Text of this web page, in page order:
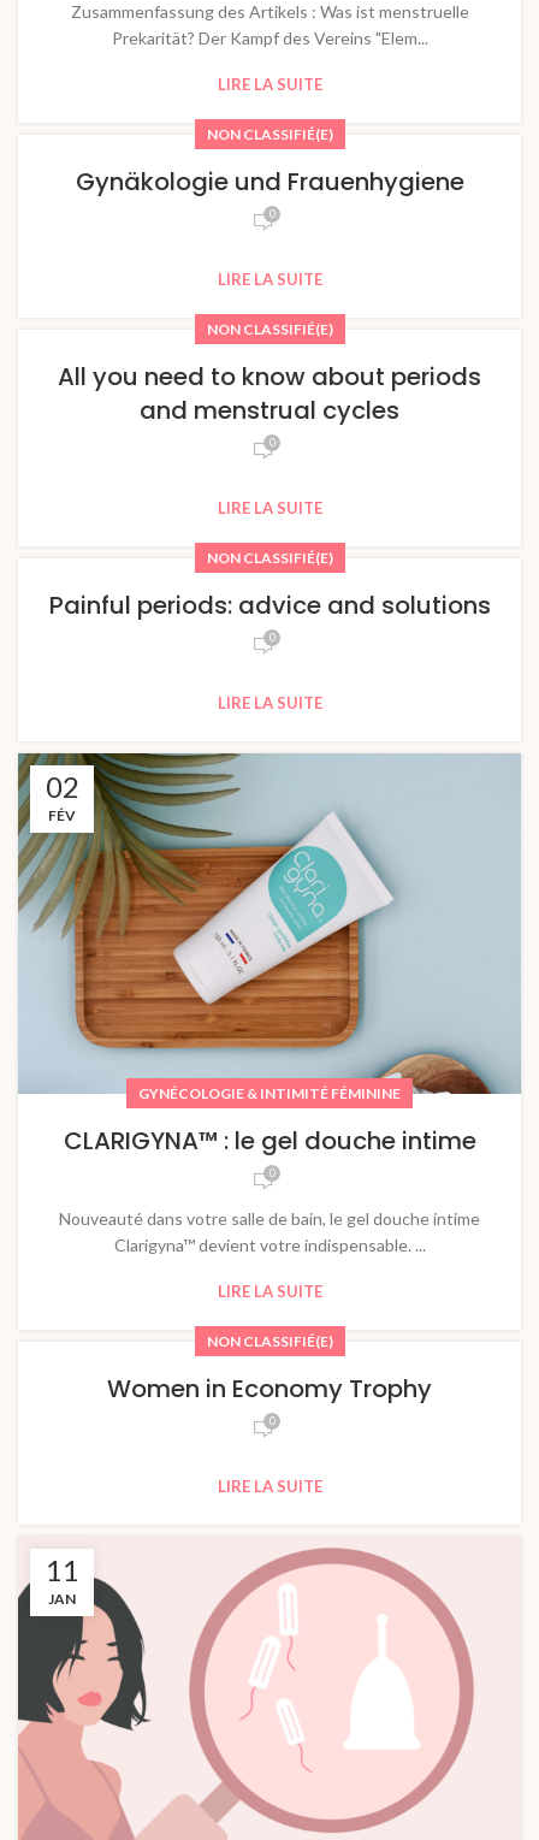
Zusammenfassung des Artikels : Was ist menstruelle
Prekarität? Der Kampf des Vereins "Elem...
LIRE LA SUITE
NON CLASSIFIÉ(E)
Gynäkologie und Frauenhygiene
0
LIRE LA SUITE
NON CLASSIFIÉ(E)
All you need to know about periods
and menstrual cycles
0
LIRE LA SUITE
NON CLASSIFIÉ(E)
Painful periods: advice and solutions
0
LIRE LA SUITE
02
FÉV
GYNÉCOLOGIE & INTIMITÉ FÉMININE
CLARIGYNA™ : le gel douche intime
0
Nouveauté dans votre salle de bain, le gel douche intime
Clarigyna™ devient votre indispensable. ...
LIRE LA SUITE
NON CLASSIFIÉ(E)
Women in Economy Trophy
0
LIRE LA SUITE
11
JAN